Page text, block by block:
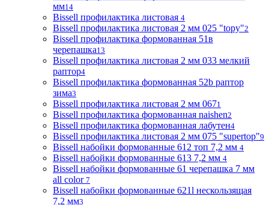
мм14
Bissell профилактика листовая 4
Bissell профилактика листовая 2 мм 025 "topy"2
Bissell профилактика формованная 51в
черепашка13
Bissell профилактика листовая 2 мм 033 мелкий
раптор4
Bissell профилактика формованная 52b раптор
зима3
Bissell профилактика листовая 2 мм 0671
Bissell профилактика формованная naishen2
Bissell профилактика формованная лабутен4
Bissell профилактика листовая 2 мм 075 "supertop"9
Bissell набойки формованные 612 топ 7,2 мм 4
Bissell набойки формованные 613 7,2 мм 4
Bissell набойки формованные 61 черепашка 7 мм
all color 7
Bissell набойки формованные 621l нескользящая
7,2 мм3